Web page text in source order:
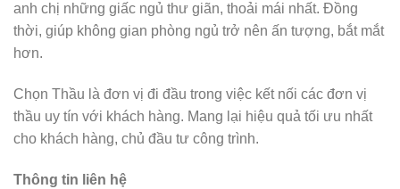
anh chị những giấc ngủ thư giãn, thoải mái nhất. Đồng
thời, giúp không gian phòng ngủ trở nên ấn tượng, bắt mắt
hơn.
Chọn Thầu là đơn vị đi đầu trong việc kết nối các đơn vị
thầu uy tín với khách hàng. Mang lại hiệu quả tối ưu nhất
cho khách hàng, chủ đầu tư công trình.
Thông tin liên hệ